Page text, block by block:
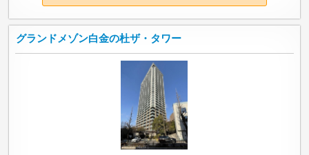
グランドメゾン白金の杜ザ・タワー